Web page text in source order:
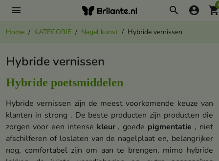
menu search account_circle
Home KATEGORIE Nagel kunst Hybride vernissen
Hybride vernissen
Hybride poetsmiddelen
Hybride vernissen zijn de meest voorkomende keuze van
klanten in strong . De beste producten zijn producten die
zorgen voor een intense kleur, goede pigmentatie , niet
afschilferen of loslaten van de nagelplaat en, belangrijker
nog, comfortabel zijn om aan te brengen. mimo hybride